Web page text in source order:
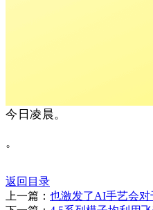
今日凌晨。
。
返回目录
上一篇： 也激发了AI手艺会